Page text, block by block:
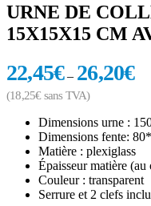
URNE DE
15X15X15 CM
22,45€– 26,20€
(18,25€sans TVA)
Dimensions urne :
Dimensions fente:
Matière : plexiglass
Épaisseur matière
Couleur : transparent
Serrure et 2 clefs